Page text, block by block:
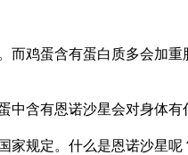
蛋含有蛋白质多会加
定。什么是恩诺沙星